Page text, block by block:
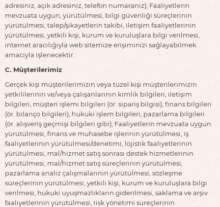
adresiniz, açık adresiniz, telefon numaranız); Faaliyetlerin
mevzuata uygun, yürütülmesi, bilgi güvenliği süreçlerinin
yürütülmesi, talep/şikayetlerin takibi, iletişim faaliyetlerinin
yürütülmesi, yetkili kişi, kurum ve kuruluşlara bilgi verilmesi,
internet aracılığıyla web sitemize erişiminizi sağlayabilmek
amacıyla işlenecektir.
C. Müşterilerimiz
Gerçek kişi müşterilerimizin veya tüzel kişi müşterilerimizin
yetkililerinin ve/veya çalışanlarının kimlik bilgileri, iletişim
bilgileri, müşteri işlemi bilgileri (ör. sipariş bilgisi), finans bilgileri
(ör. bilanço bilgileri), hukuki işlem bilgileri, pazarlama bilgileri
(ör. alışveriş geçmişi bilgileri gibi); Faaliyetlerin mevzuata uygun
yürütülmesi, finans ve muhasebe işlerinin yürütülmesi, iş
faaliyetlerinin yürütülmesi/denetimi, lojistik faaliyetlerinin
yürütülmesi, mal/hizmet satış sonrası destek hizmetlerinin
yürütülmesi, mal/hizmet satış süreçlerinin yürütülmesi,
pazarlama analiz çalışmalarının yürütülmesi, sözleşme
süreçlerinin yürütülmesi, yetkili kişi, kurum ve kuruluşlara bilgi
verilmesi, hukuki uyuşmazlıkların giderilmesi, saklama ve arşiv
faaliyetlerinin yürütülmesi, risk yönetimi süreçlerinin